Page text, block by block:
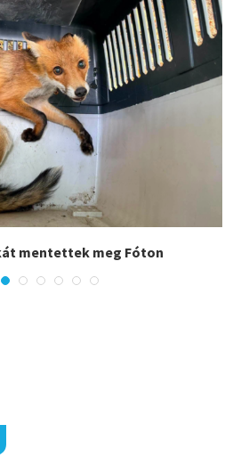
mentettek meg Fóton